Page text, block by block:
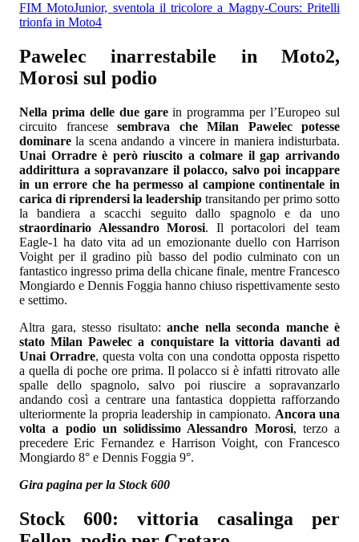
FIM MotoJunior, sventola il tricolore a Magny-Cours: Pritelli
trionfa in Moto4
Pawelec inarrestabile in Moto2,
Morosi sul podio
Nella prima delle due garein programma per l’Europeo sul
circuito francese sembrava che Milan Pawelec potesse
dominare la scena andando a vincere in maniera indisturbata.
Unai Orradre è però riuscito a colmare il gap arrivando
addirittura a sopravanzare il polacco, salvo poi incappare
in un errore che ha permesso al campione continentale in
carica di riprendersi la leadership transitando per primo sotto
la bandiera a scacchi seguito dallo spagnolo e da uno
straordinario Alessandro Morosi. Il portacolori del team
Eagle-1 ha dato vita ad un emozionante duello con Harrison
Voight per il gradino più basso del podio culminato con un
fantastico ingresso prima della chicane finale, mentre Francesco
Mongiardo e Dennis Foggia hanno chiuso rispettivamente sesto
e settimo.
Altra gara, stesso risultato: anche nella seconda manche è
stato Milan Pawelec a conquistare la vittoria davanti ad
Unai Orradre, questa volta con una condotta opposta rispetto
a quella di poche ore prima. Il polacco si è infatti ritrovato alle
spalle dello spagnolo, salvo poi riuscire a sopravanzarlo
andando così a centrare una fantastica doppietta rafforzando
ulteriormente la propria leadership in campionato. Ancora una
volta a podio un solidissimo Alessandro Morosi, terzo a
precedere Eric Fernandez e Harrison Voight, con Francesco
Mongiardo 8° e Dennis Foggia 9°.
Gira pagina per la Stock 600
Stock 600: vittoria casalinga per